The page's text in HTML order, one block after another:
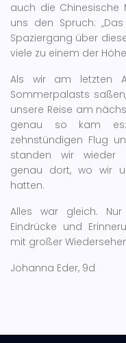
auch die Chinesische
uns den Spruch:
Spaziergang über
viele zu einem der
Als wir am letzten
Sommerpalasts
unsere Reise am
genau so kam
zehnstündigen Flug
standen wir wieder
genau dort, wo wir
hatten.
Alles war gleich.
Eindrücke und
mit großer
Johanna Eder, 9d